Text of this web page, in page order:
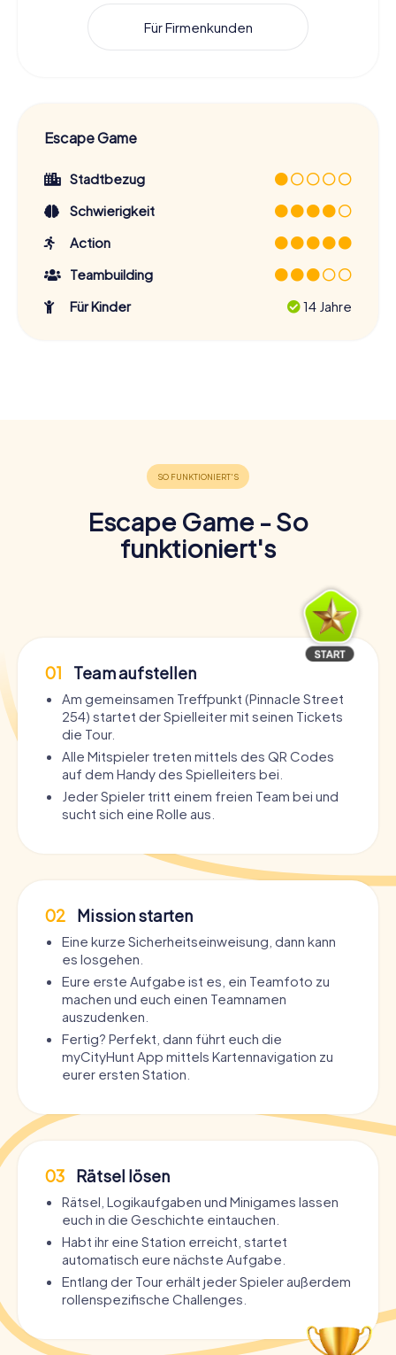
Für Firmenkunden
Escape Game
Stadtbezug
Schwierigkeit
Action
Teambuilding
Für Kinder
14 Jahre
Escape Game - So
funktioniert's
01 Team aufstellen
Am gemeinsamen Treffpunkt (Pinnacle Street
254) startet der Spielleiter mit seinen Tickets
die Tour.
Alle Mitspieler treten mittels des QR Codes
auf dem Handy des Spielleiters bei.
Jeder Spieler tritt einem freien Team bei und
sucht sich eine Rolle aus.
02 Mission starten
Eine kurze Sicherheitseinweisung, dann kann
es losgehen.
Eure erste Aufgabe ist es, ein Teamfoto zu
machen und euch einen Teamnamen
auszudenken.
Fertig? Perfekt, dann führt euch die
myCityHunt App mittels Kartennavigation zu
eurer ersten Station.
03 Rätsel lösen
Rätsel, Logikaufgaben und Minigames lassen
euch in die Geschichte eintauchen.
Habt ihr eine Station erreicht, startet
automatisch eure nächste Aufgabe.
Entlang der Tour erhält jeder Spieler außerdem
rollenspezifische Challenges.